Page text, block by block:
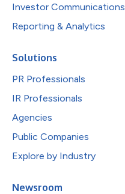
Investor Communications
Reporting & Analytics
Solutions
PR Professionals
IR Professionals
Agencies
Public Companies
Explore by Industry
Newsroom